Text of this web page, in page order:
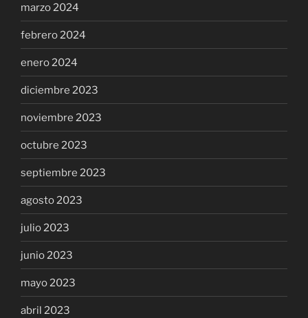
marzo 2024
febrero 2024
enero 2024
diciembre 2023
noviembre 2023
octubre 2023
septiembre 2023
agosto 2023
julio 2023
junio 2023
mayo 2023
abril 2023